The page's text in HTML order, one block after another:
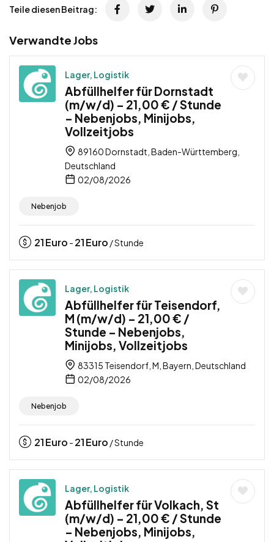
Teile diesen Beitrag:
Verwandte Jobs
Lager, Logistik
Abfüllhelfer für Dornstadt
(m/w/d) – 21,00 € / Stunde
– Nebenjobs, Minijobs,
Vollzeitjobs
89160 Dornstadt, Baden-Württemberg,
Deutschland
02/08/2026
Nebenjob
21Euro - 21Euro / Stunde
Lager, Logistik
Abfüllhelfer für Teisendorf,
M (m/w/d) – 21,00 € /
Stunde – Nebenjobs,
Minijobs, Vollzeitjobs
83315 Teisendorf, M, Bayern, Deutschland
02/08/2026
Nebenjob
21Euro - 21Euro / Stunde
Lager, Logistik
Abfüllhelfer für Volkach, St
(m/w/d) – 21,00 € / Stunde
– Nebenjobs, Minijobs,